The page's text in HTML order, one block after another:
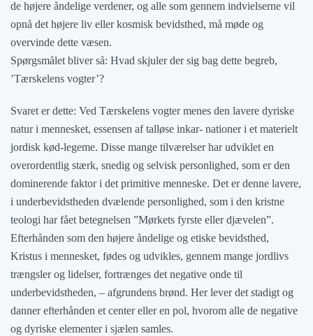
de højere åndelige verdener, og alle som gennem indvielserne vil
opnå det højere liv eller kosmisk bevidsthed, må møde og
overvinde dette væsen.
Spørgsmålet bliver så: Hvad skjuler der sig bag dette begreb,
’Tærskelens vogter’?
Svaret er dette: Ved Tærskelens vogter menes den lavere dyriske
natur i mennesket, essensen af talløse inkar- nationer i et materielt
jordisk kød-legeme. Disse mange tilværelser har udviklet en
overordentlig stærk, snedig og selvisk personlighed, som er den
dominerende faktor i det primitive menneske. Det er denne lavere,
i underbevidstheden dvælende personlighed, som i den kristne
teologi har fået betegnelsen ”Mørkets fyrste eller djævelen”.
Efterhånden som den højere åndelige og etiske bevidsthed,
Kristus i mennesket, fødes og udvikles, gennem mange jordlivs
trængsler og lidelser, fortrænges det negative onde til
underbevidstheden, – afgrundens brønd. Her lever det stadigt og
danner efterhånden et center eller en pol, hvorom alle de negative
og dyriske elementer i sjælen samles.